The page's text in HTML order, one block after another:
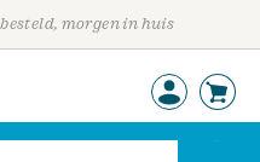
morgen in huis